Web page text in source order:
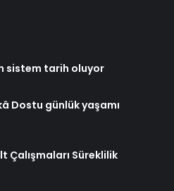
sistem tarih oluyor
Dostu günlük yaşamı
Çalışmaları Süreklilik